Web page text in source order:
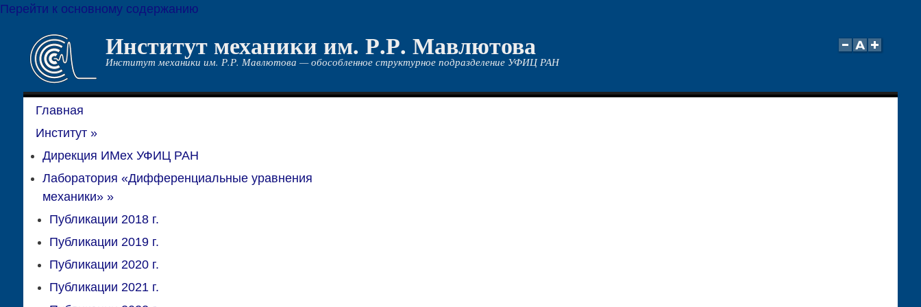
Перейти к основному содержанию
Институт механики им. Р.Р. Мавлютова
Институт механики им. Р.Р. Мавлютова — обособленное структурное подразделение УФИЦ РАН
Главная
Институт»
Дирекция ИМех УФИЦ РАН
Лаборатория «Дифференциальные уравнения
механики»»
Публикации 2018 г.
Публикации 2019 г.
Публикации 2020 г.
Публикации 2021 г.